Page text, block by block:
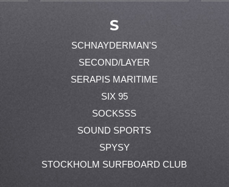
S
SCHNAYDERMAN'S
SECOND/LAYER
SERAPIS MARITIME
SIX 95
SOCKSSS
SOUND SPORTS
SPYSY
STOCKHOLM SURFBOARD CLUB